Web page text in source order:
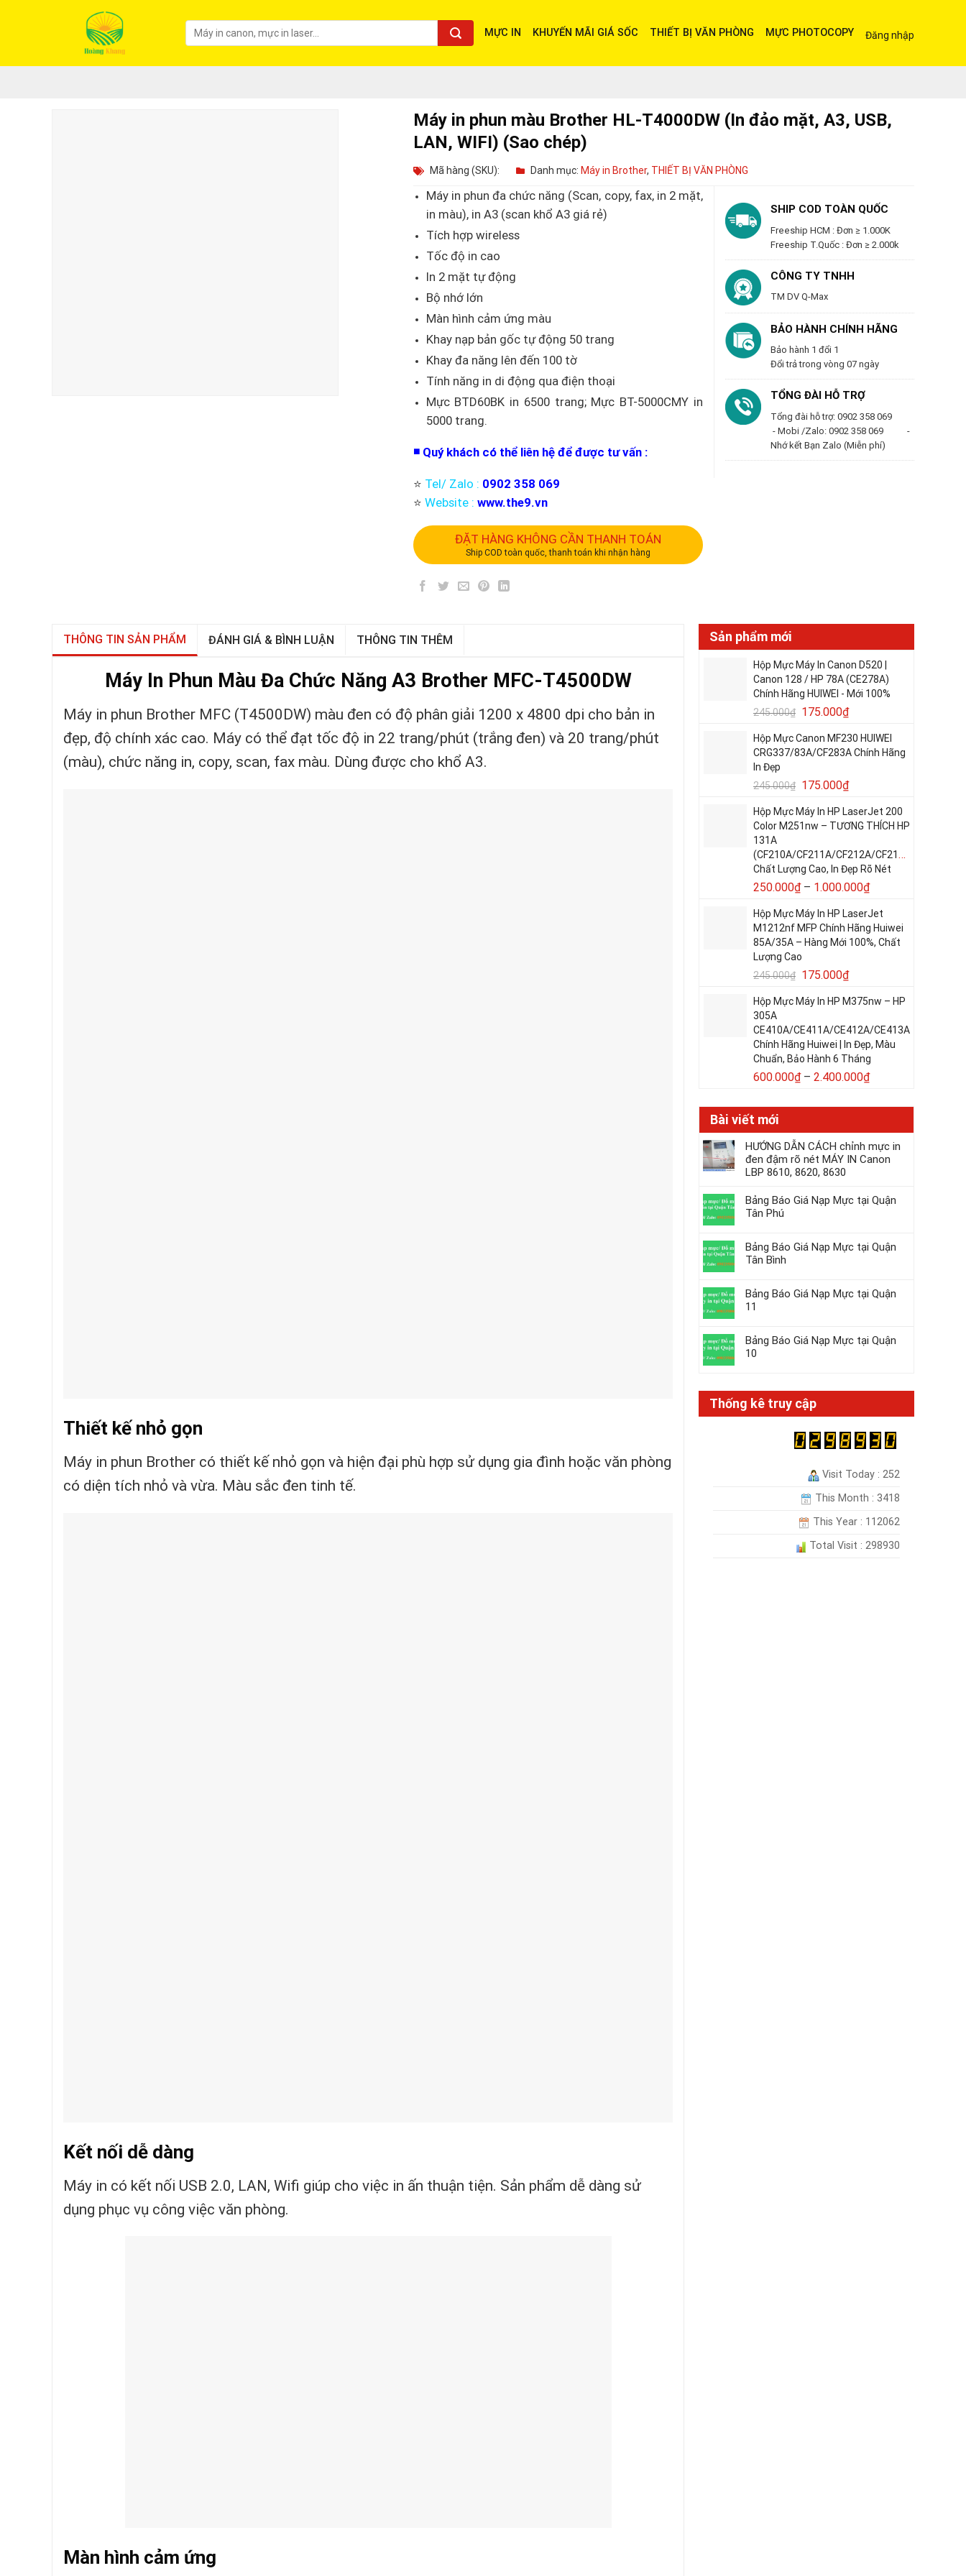
MỰC IN KHUYẾN MÃI GIÁ SỐC THIẾT BỊ VĂN PHÒNG MỰC PHOTOCOPY Đăng nhập
Máy in phun màu Brother HL-T4000DW (In đảo mặt, A3, USB,
LAN, WIFI) (Sao chép)
Mã hàng (SKU): Danh mục: Máy in Brother, THIẾT BỊ VĂN PHÒNG
Máy in phun đa chức năng (Scan, copy, fax, in 2 mặt,
in màu), in A3 (scan khổ A3 giá rẻ)
Tích hợp wireless
Tốc độ in cao
In 2 mặt tự động
Bộ nhớ lớn
Màn hình cảm ứng màu
Khay nạp bản gốc tự động 50 trang
Khay đa năng lên đến 100 tờ
Tính năng in di động qua điện thoại
Mực BTD60BK in 6500 trang; Mực BT-5000CMY in
5000 trang.
◾️ Quý khách có thể liên hệ để được tư vấn :
⭐️ Tel/ Zalo : 0902 358 069
⭐️ Website : www.the9.vn
ĐẶT HÀNG KHÔNG CẦN THANH TOÁN
Ship COD toàn quốc, thanh toán khi nhận hàng
SHIP COD TOÀN QUỐC
Freeship HCM : Đơn ≥ 1.000K
Freeship T.Quốc : Đơn ≥ 2.000k
CÔNG TY TNHH
TM DV Q-Max
BẢO HÀNH CHÍNH HÃNG
Bảo hành 1 đổi 1
Đổi trả trong vòng 07 ngày
TỔNG ĐÀI HỖ TRỢ
Tổng đài hỗ trợ: 0902 358 069
- Mobi /Zalo: 0902 358 069 -
Nhớ kết Bạn Zalo (Miễn phí)
THÔNG TIN SẢN PHẨM ĐÁNH GIÁ & BÌNH LUẬN THÔNG TIN THÊM
Máy In Phun Màu Đa Chức Năng A3 Brother MFC-T4500DW
Máy in phun Brother MFC (T4500DW) màu đen có độ phân giải 1200 x 4800 dpi cho bản in
đẹp, độ chính xác cao. Máy có thể đạt tốc độ in 22 trang/phút (trắng đen) và 20 trang/phút
(màu), chức năng in, copy, scan, fax màu. Dùng được cho khổ A3.
Thiết kế nhỏ gọn
Máy in phun Brother có thiết kế nhỏ gọn và hiện đại phù hợp sử dụng gia đình hoặc văn phòng
có diện tích nhỏ và vừa. Màu sắc đen tinh tế.
Kết nối dễ dàng
Máy in có kết nối USB 2.0, LAN, Wifi giúp cho việc in ấn thuận tiện. Sản phẩm dễ dàng sử
dụng phục vụ công việc văn phòng.
Màn hình cảm ứng
Sản phẩm mới
Hộp Mực Máy In Canon D520 |
Canon 128 / HP 78A (CE278A)
Chính Hãng HUIWEI - Mới 100%
245.000₫ 175.000₫
Hộp Mực Canon MF230 HUIWEI
CRG337/83A/CF283A Chính Hãng
In Đẹp
245.000₫ 175.000₫
Hộp Mực Máy In HP LaserJet 200
Color M251nw – TƯƠNG THÍCH HP
131A
(CF210A/CF211A/CF212A/CF213A)
Chất Lượng Cao, In Đẹp Rõ Nét
250.000₫ – 1.000.000₫
Hộp Mực Máy In HP LaserJet
M1212nf MFP Chính Hãng Huiwei
85A/35A – Hàng Mới 100%, Chất
Lượng Cao
245.000₫ 175.000₫
Hộp Mực Máy In HP M375nw – HP
305A
CE410A/CE411A/CE412A/CE413A
Chính Hãng Huiwei | In Đẹp, Màu
Chuẩn, Bảo Hành 6 Tháng
600.000₫ – 2.400.000₫
Bài viết mới
HƯỚNG DẪN CÁCH chỉnh mực in
đen đậm rõ nét MÁY IN Canon
LBP 8610, 8620, 8630
Bảng Báo Giá Nạp Mực tại Quận
Tân Phú
Bảng Báo Giá Nạp Mực tại Quận
Tân Bình
Bảng Báo Giá Nạp Mực tại Quận
11
Bảng Báo Giá Nạp Mực tại Quận
10
Thống kê truy cập
Visit Today : 252
This Month : 3418
This Year : 112062
Total Visit : 298930